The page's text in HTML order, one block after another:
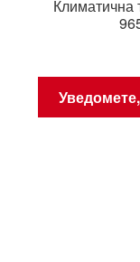
Климатична